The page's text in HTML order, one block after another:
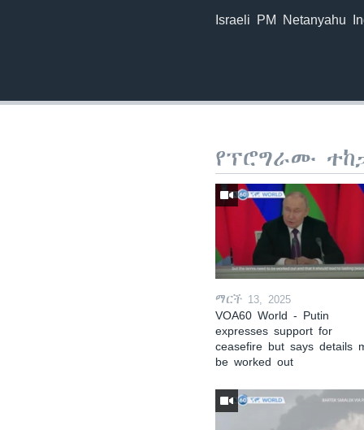
Israeli PM Netanyahu
የፕሮግራሙ
ማርች 13, 2025
VOA60 World - Putin
expresses support for
ceasefire but says details
be worked out